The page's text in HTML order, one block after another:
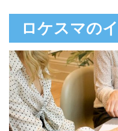
ロケスマの